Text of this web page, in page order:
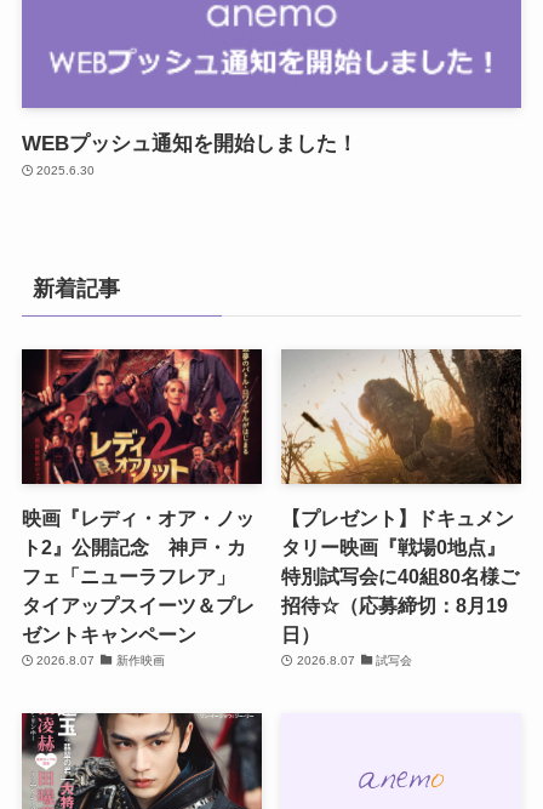
WEBプッシュ通知を開始しました！
2025.6.30
新着記事
映画『レディ・オア・ノッ
ト2』公開記念 神戸・カ
フェ「ニューラフレア」
タイアップスイーツ＆プレ
ゼントキャンペーン
2026.8.07 新作映画
【プレゼント】ドキュメン
タリー映画『戦場0地点』
特別試写会に40組80名様ご
招待☆（応募締切：8月19
日）
2026.8.07 試写会